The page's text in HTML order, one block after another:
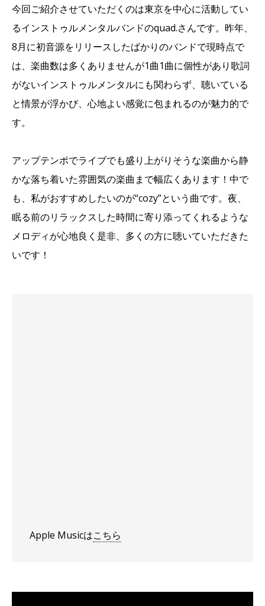
今回ご紹介させていただくのは東京を中心に活動してい
るインストゥルメンタルバンドのquad.さんです。昨年、
8月に初音源をリリースしたばかりのバンドで現時点で
は、楽曲数は多くありませんが1曲1曲に個性があり歌詞
がないインストゥルメンタルにも関わらず、聴いている
と情景が浮かび、心地よい感覚に包まれるのが魅力的で
す。
アップテンポでライブでも盛り上がりそうな楽曲から静
かな落ち着いた雰囲気の楽曲まで幅広くあります！中で
も、私がおすすめしたいのが“cozy”という曲です。夜、
眠る前のリラックスした時間に寄り添ってくれるような
メロディが心地良く是非、多くの方に聴いていただきた
いです！
Apple Musicはこちら